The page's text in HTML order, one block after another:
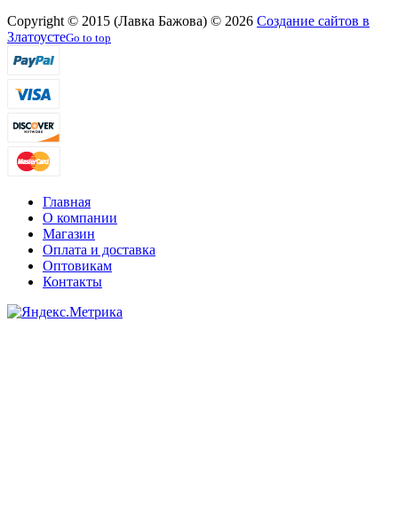
Copyright © 2015 (Лавка Бажова) © 2026 Создание сайтов в
ЗлатоустеGo to top
Главная
О компании
Магазин
Оплата и доставка
Оптовикам
Контакты